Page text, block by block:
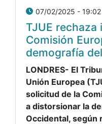
07/02/2025 - 19:02
TJUE
Comisión
demografía
LONDRES- El
Unión Europea
solicitud de la
a distorsionar la
Occidental, según